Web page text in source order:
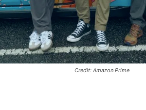
Credit: Amazon Prime